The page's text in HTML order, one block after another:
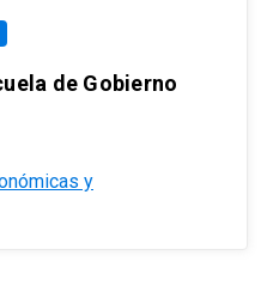
de Gobierno
y